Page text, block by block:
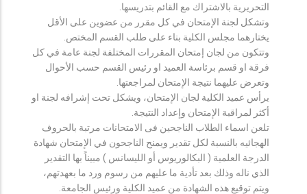
التحريرية بالاشتراك مع القائم بتدريسها.
وتشكل لجنة الإمتحان في كل مقرر من عضوين على الأقل
يختارهما مجلس الكلية بناء على طلب القسم المختص.
وتتكون من لجان إمتحان المقررات المختلفة لجنة عامة في كل
فرقة او قسم برئاسة العميد او رئيس القسم حسب الأحوال
وتعرض عليهما نتيجة الإمتحان لمراجعتها.
يرأس عميد الكلية لجان الإمتحان، ويشكل تحت إشرافه لجنة او
أكثر لمراقبة الإمتحان وإعداد النتيجة.
تلعن اسماء الطلاب الناجحين فى الامتحانات مرتبة بالحروف
الهجائيه بالنسبة لكل تقدير ويمنح الناجحون في الإمتحان شهادة
الدرجة العلمية ( البكالوريوس أو الليسانس ) مبيناً بها التقدير
الذي ناله وذلك بعد تأدية ما عليهم من رسوم ورد ما بعهدتهم،
ويتم توقيع هذه الشهادة من عميد الكلية ورئيس الجامعة.